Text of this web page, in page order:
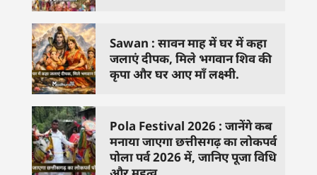
Sawan : सावन माह में घर में कहा
जलाएं दीपक, मिले भगवान शिव की
कृपा और घर आए माँ लक्ष्मी.
Pola Festival 2026 : जानेंगे कब
मनाया जाएगा छत्तीसगढ़ का लोकपर्व
पोला पर्व 2026 में, जानिए पूजा विधि